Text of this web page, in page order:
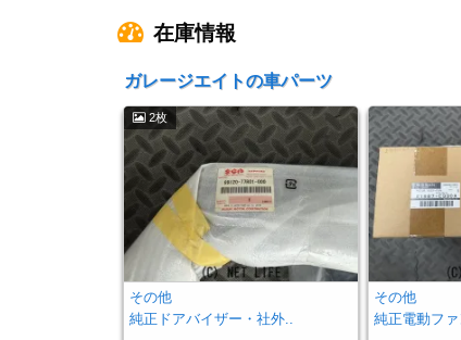
在庫情報
ガレージエイトの車パーツ
2枚
その他
純正ドアバイザー・社外..
その他
純正電動フ